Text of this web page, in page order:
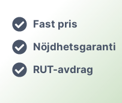
Fast pris
Nöjdhetsgaranti
RUT-avdrag